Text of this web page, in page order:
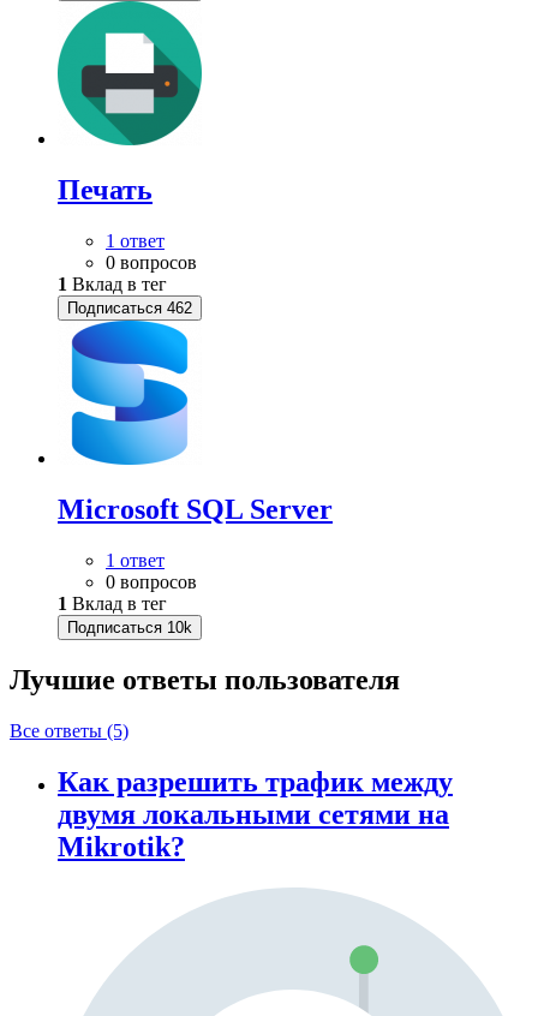
Печать
1 ответ
0 вопросов
1 Вклад в тег
Подписаться 462
Microsoft SQL Server
1 ответ
0 вопросов
1 Вклад в тег
Подписаться 10k
Лучшие ответы пользователя
Все ответы (5)
Как разрешить трафик между
двумя локальными сетями на
Mikrotik?